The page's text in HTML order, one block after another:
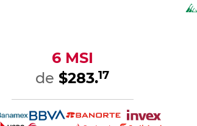
6 MSI
de $283.17